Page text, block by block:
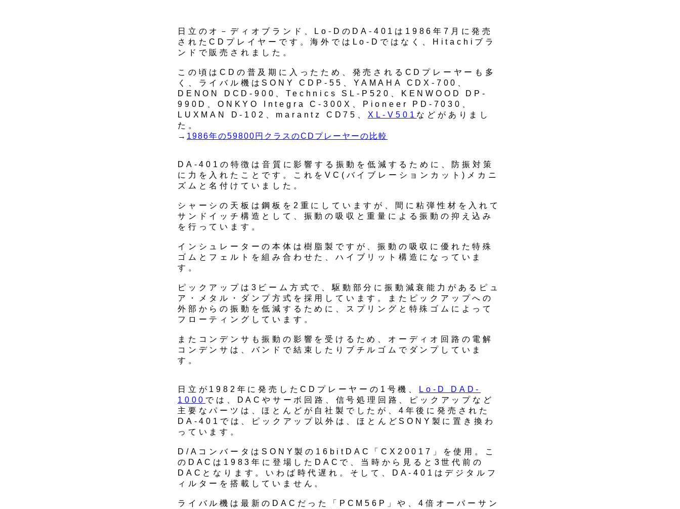
日立のオ－ディオブランド、Lo-DのDA-401は1986年7月に発売
されたCDプレイヤーです。海外ではLo-Dではなく、Hitachiブラ
ンドで販売されました。
この頃はCDの普及期に入ったため、発売されるCDプレーヤーも多
く、ライバル機はSONY CDP-55、YAMAHA CDX-700、
DENON DCD-900、Technics SL-P520、KENWOOD DP-
990D、ONKYO Integra C-300X、Pioneer PD-7030、
LUXMAN D-102、marantz CD75、 XL-V501 などがありまし
た。
→ 1986年の59800円クラスのCDプレーヤーの比較
DA-401の特徴は音質に影響する振動を低減するために、防振対策
に力を入れたことです。これをVC(バイブレーションカット)メカニ
ズムと名付けていました。
シャーシの天板は鋼板を2重にしていますが、間に粘弾性材を入れて
サンドイッチ構造として、振動の吸収と重量による振動の抑え込み
を行っています。
インシュレーターの本体は樹脂製ですが、振動の吸収に優れた特殊
ゴムとフェルトを組み合わせた、ハイブリット構造になっていま
す。
ピックアップは3ビーム方式で、駆動部分に振動減衰能力があるピュ
ア・メタル・ダンプ方式を採用しています。またピックアップへの
外部からの振動を低減するために、スプリングと特殊ゴムによって
フローティングしています。
またコンデンサも振動の影響を受けるため、オーディオ回路の電解
コンデンサは、バンドで結束したりブチルゴムでダンプしていま
す。
日立が1982年に発売したCDプレーヤーの1号機、
Lo-D DAD-
1000 では、DACやサーボ回路、信号処理回路、ピックアップなど
主要なパーツは、ほとんどが自社製でしたが、4年後に発売された
DA-401では、ピックアップ以外は、ほとんどSONY製に置き換わ
っています。
D/AコンバータはSONY製の16bitDAC「CX20017」を使用。こ
のDACは1983年に登場したDACで、当時から見ると3世代前の
DACとなります。いわば時代遅れ。そして、DA-401はデジタルフ
ィルターを搭載していません。
ライバル機は最新のDACだった「PCM56P」や、4倍オーバーサン